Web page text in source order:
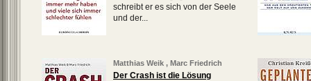
schreibt er es sich von der Seele
und der...
Matthias Weik , Marc Friedrich
Der Crash ist die Lösung